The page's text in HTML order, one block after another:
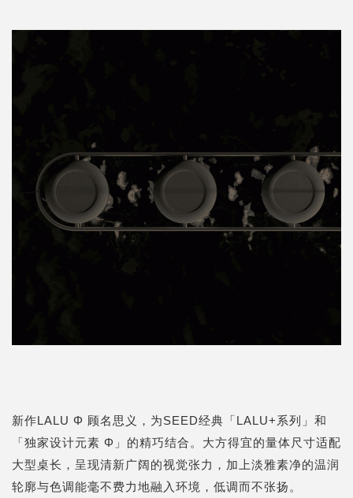
新作LALU Φ 顾名思义，为SEED经典「LALU+系列」和
「独家设计元素 Φ」的精巧结合。大方得宜的量体尺寸适配
大型桌长，呈现清新广阔的视觉张力，加上淡雅素净的温润
轮廓与色调能毫不费力地融入环境，低调而不张扬。